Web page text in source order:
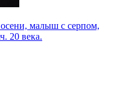
малыш с серпом,
20 века.